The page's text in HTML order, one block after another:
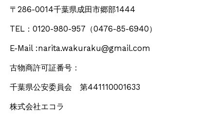
〒286-0014千葉県成田市郷部1444
TEL：0120-980-957 （0476-85-6940）
E-Mail :narita.wakuraku@gmail.com
古物商許可証番号：
千葉県公安委員会 第441110001633
株式会社エコラ